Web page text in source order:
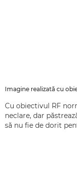
Imagine realizată cu
Cu obiectivul RF
neclare, dar
să nu fie de dorit